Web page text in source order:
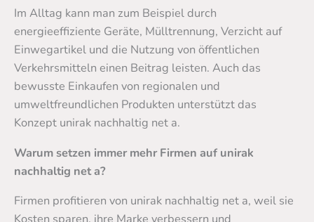
Im Alltag kann man zum Beispiel durch
energieeffiziente Geräte, Mülltrennung, Verzicht auf
Einwegartikel und die Nutzung von öffentlichen
Verkehrsmitteln einen Beitrag leisten. Auch das
bewusste Einkaufen von regionalen und
umweltfreundlichen Produkten unterstützt das
Konzept unirak nachhaltig net a.
Warum setzen immer mehr Firmen auf unirak
nachhaltig net a?
Firmen profitieren von unirak nachhaltig net a, weil sie